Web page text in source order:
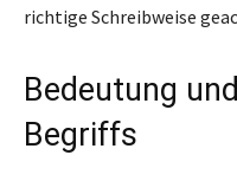
richtige Schreibweise
Bedeutung
Begriffs